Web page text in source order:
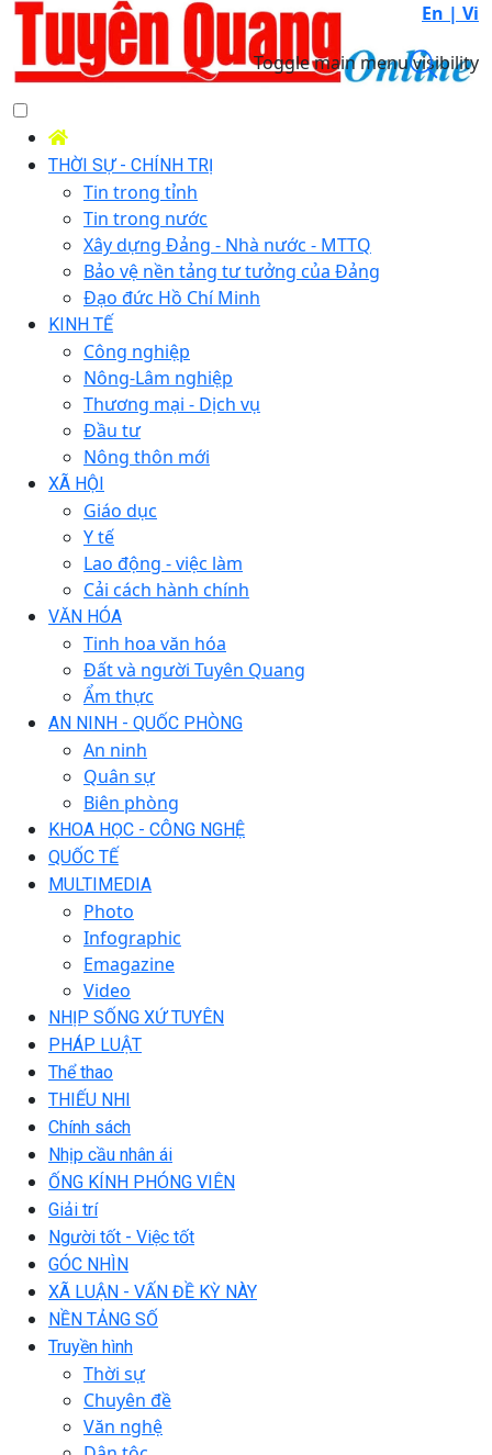
En | Vi
Toggle main menu visibility
THỜI SỰ - CHÍNH TRỊ
Tin trong tỉnh
Tin trong nước
Xây dựng Đảng - Nhà nước - MTTQ
Bảo vệ nền tảng tư tưởng của Đảng
Đạo đức Hồ Chí Minh
KINH TẾ
Công nghiệp
Nông-Lâm nghiệp
Thương mại - Dịch vụ
Đầu tư
Nông thôn mới
XÃ HỘI
Giáo dục
Y tế
Lao động - việc làm
Cải cách hành chính
VĂN HÓA
Tinh hoa văn hóa
Đất và người Tuyên Quang
Ẩm thực
AN NINH - QUỐC PHÒNG
An ninh
Quân sự
Biên phòng
KHOA HỌC - CÔNG NGHỆ
QUỐC TẾ
MULTIMEDIA
Photo
Infographic
Emagazine
Video
NHỊP SỐNG XỨ TUYÊN
PHÁP LUẬT
Thể thao
THIẾU NHI
Chính sách
Nhịp cầu nhân ái
ỐNG KÍNH PHÓNG VIÊN
Giải trí
Người tốt - Việc tốt
GÓC NHÌN
XÃ LUẬN - VẤN ĐỀ KỲ NÀY
NỀN TẢNG SỐ
Truyền hình
Thời sự
Chuyên đề
Văn nghệ